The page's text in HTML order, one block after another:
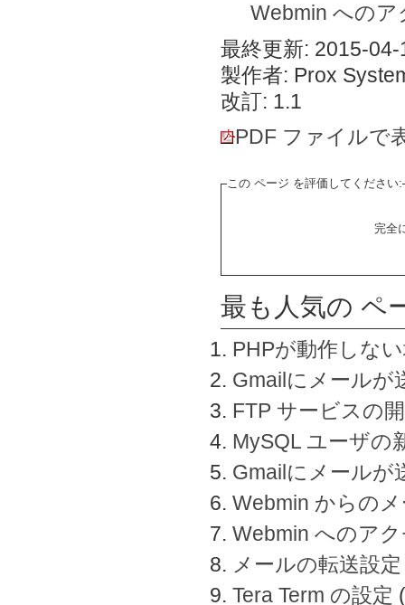
Webmin への
最終更新: 2015-
製作者: Prox
改訂: 1.1
PDF ファイルで
この ページ を評価してください:
完全
最も人気の ペ
PHPが動作しな
Gmailにメールが
FTP サービスの
MySQL ユーザの
Gmailにメールが
Webmin からの
Webmin へのア
メールの転送設定
Tera Term の設定